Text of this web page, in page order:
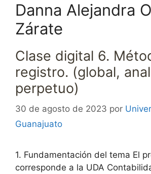
Danna Alejandra
Zárate
Clase digital 6.
registro. (global,
perpetuo)
30 de agosto de 2023 por
Guanajuato
1. Fundamentación del tema El
corresponde a la UDA